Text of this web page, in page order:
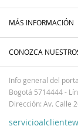
MÁS INFORMACIÓN
CONOZCA
Info general del
Bogotá 5714444 -
Dirección: Av. Calle